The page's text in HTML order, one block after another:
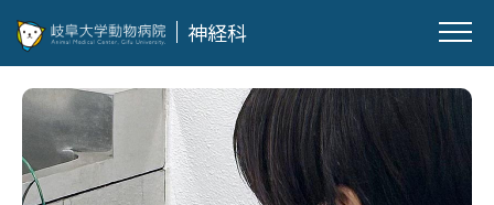
神経科
スタッフ紹介
診断・治療